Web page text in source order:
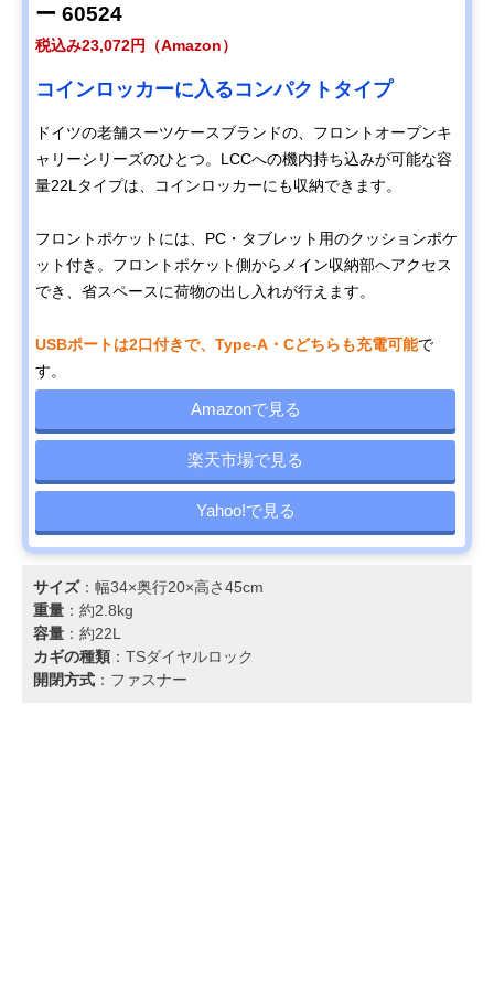
ー 60524
税込み23,072円（Amazon）
コインロッカーに入るコンパクトタイプ
ドイツの老舗スーツケースブランドの、フロントオープンキ
ャリーシリーズのひとつ。LCCへの機内持ち込みが可能な容
量22Lタイプは、コインロッカーにも収納できます。
フロントポケットには、PC・タブレット用のクッションポケ
ット付き。フロントポケット側からメイン収納部へアクセス
でき、省スペースに荷物の出し入れが行えます。
USBポートは2口付きで、Type-A・Cどちらも充電可能で
す。
Amazonで見る
楽天市場で見る
Yahoo!で見る
サイズ：幅34×奥行20×高さ45cm
重量 ：約2.8kg
容量 ：約22L
カギの種類 ：TSダイヤルロック
開閉方式 ：ファスナー